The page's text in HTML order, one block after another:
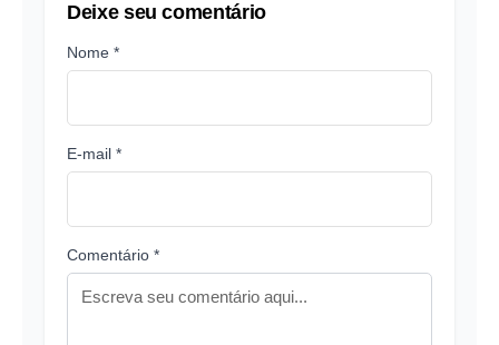
Deixe seu comentário
Nome *
E-mail *
Comentário *